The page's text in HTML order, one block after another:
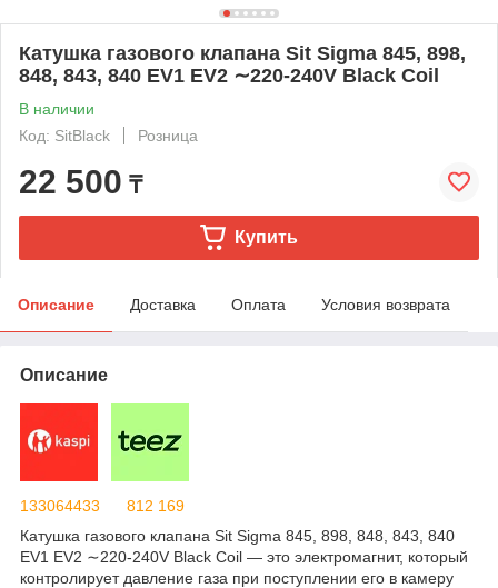
Катушка газового клапана Sit Sigma 845, 898,
848, 843, 840 EV1 EV2 ∼220-240V Black Coil
В наличии
Код: SitBlack
Розница
22 500 ₸
Купить
Описание Доставка Оплата Условия возврата
Описание
133064433
812 169
Катушка газового клапана Sit Sigma 845, 898, 848, 843, 840
EV1 EV2 ∼220-240V Black Coil — это электромагнит, который
контролирует давление газа при поступлении его в камеру